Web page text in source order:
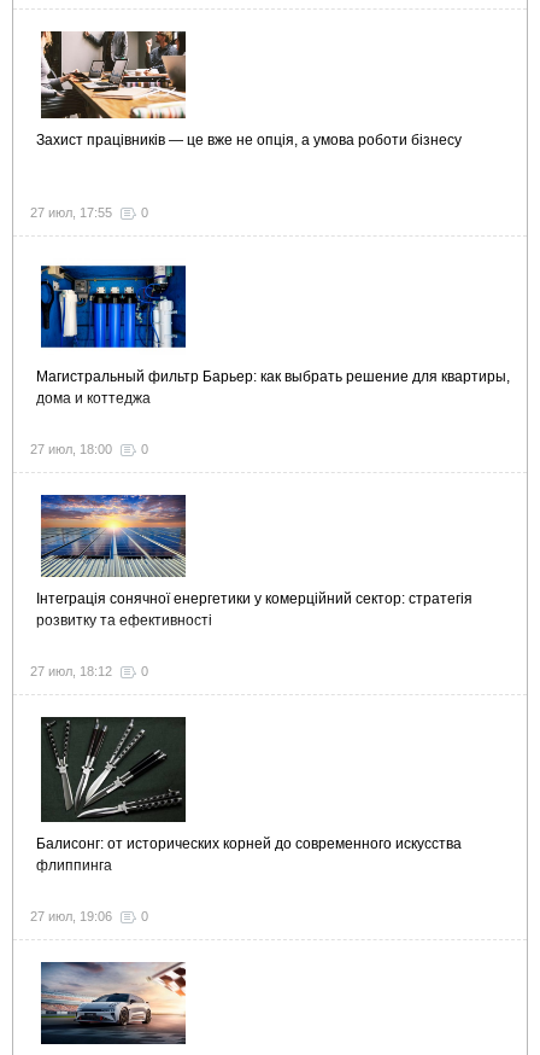
Захист працівників — це вже не опція, а умова роботи бізнесу
27 июл, 17:55 0
Магистральный фильтр Барьер: как выбрать решение для квартиры,
дома и коттеджа
27 июл, 18:00 0
Інтеграція сонячної енергетики у комерційний сектор: стратегія
розвитку та ефективності
27 июл, 18:12 0
Балисонг: от исторических корней до современного искусства
флиппинга
27 июл, 19:06 0